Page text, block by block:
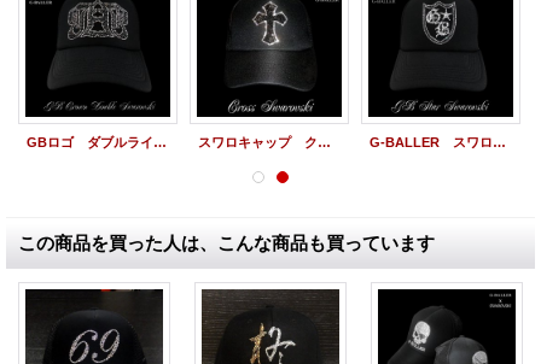
GBロゴ ダブルライン スワロフスキーCAP スワロキャップ クロス SWAROVSKI社製 スワロフスキー G-BALLER CAP G-BALLER スワロフスキー キャップ GBスター ロゴ スワロキャップ
この商品を買った人は、こんな商品も買っています